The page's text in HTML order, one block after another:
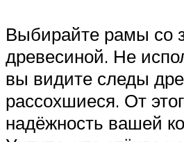
Выбирайте рамы со
древесиной. Не
вы видите следы
рассохшиеся. От
надёжность вашей